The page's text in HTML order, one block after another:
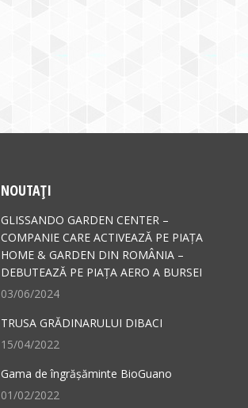
NOUTAȚI
GLISSANDO GARDEN CENTER –
COMPANIE CARE ACTIVEAZĂ PE PIAȚA
HOME & GARDEN DIN ROMÂNIA –
DEBUTEAZĂ PE PIAȚA AERO A BURSEI
03/06/2024
TRUSA GRĂDINARULUI DIBACI
15/04/2022
Gama de îngrășăminte BioGuano
01/02/2022